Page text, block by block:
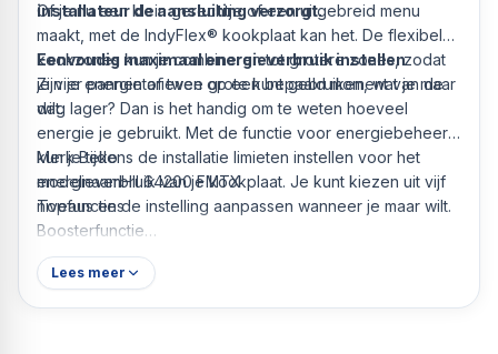
installateur de aansluiting verzorgt.
Of je nu een klein gerechtje of een uitgebreid menu
maakt, met de IndyFlex® kookplaat kan het. De flexibele
kookzones kun je combineren tot grotere zones, zodat
je vier pannen of twee grote kunt gebruiken, wat je maar
wilt.
Eenvoudig maximaal energieverbruik instellen
Zijn je energietarieven op een bepaald moment van de
dag lager? Dan is het handig om te weten hoeveel
energie je gebruikt. Met de functie voor energiebeheer
kun je tijdens de installatie limieten instellen voor het
energieverbruik van je kookplaat. Je kunt kiezen uit vijf
niveaus en de instelling aanpassen wanneer je maar wilt.
Merk Beko
modelnaamHII 64200 FMTX
Topfuncties
Boosterfunctie
Flex inductie
kinderslot
Timerfunctie:
Lees meer